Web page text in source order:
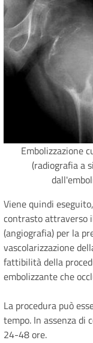
Embolizzazione
(radiografia a
Viene quindi
contrasto attraverso
(angiografia) per la
vascolarizzazione
fattibilità della
embolizzante che
La procedura può
tempo. In assenza di
24-48 ore.